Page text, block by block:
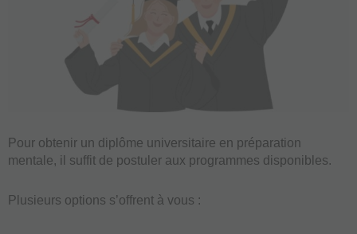
Pour obtenir un diplôme universitaire en préparation
mentale, il suffit de postuler aux programmes disponibles.
Plusieurs options s’offrent à vous :